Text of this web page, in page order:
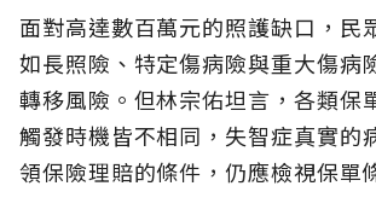
面對高達數百萬元的照護缺口，民
如長照險、特定傷病險與重大傷病
轉移風險。但林宗佑坦言，各類保
觸發時機皆不相同，失智症真實的
領保險理賠的條件，仍應檢視保單